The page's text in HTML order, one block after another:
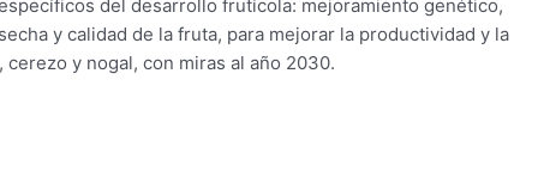
del desarrollo frutícola: mejoramiento genético,
y calidad de la fruta, para mejorar la productividad y la
y nogal, con miras al año 2030.